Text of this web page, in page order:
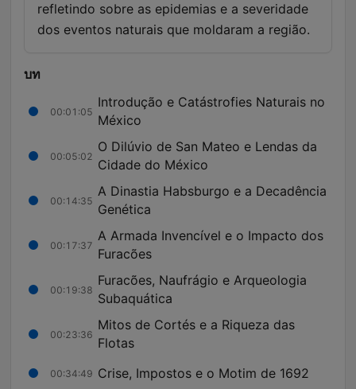
refletindo sobre as epidemias e a severidade
dos eventos naturais que moldaram a região.
บท
00:01:05
Introdução e Catástrofies Naturais no
México
00:05:02
O Dilúvio de San Mateo e Lendas da
Cidade do México
00:14:35
A Dinastia Habsburgo e a Decadência
Genética
00:17:37
A Armada Invencível e o Impacto dos
Furacões
00:19:38
Furacões, Naufrágio e Arqueologia
Subaquática
00:23:36
Mitos de Cortés e a Riqueza das
Flotas
00:34:49 Crise, Impostos e o Motim de 1692